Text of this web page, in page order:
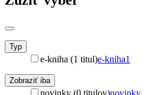
Typ
e-kniha (1 titul)e-kniha1
Zobraziť iba
novinky (0 titulov)novinky